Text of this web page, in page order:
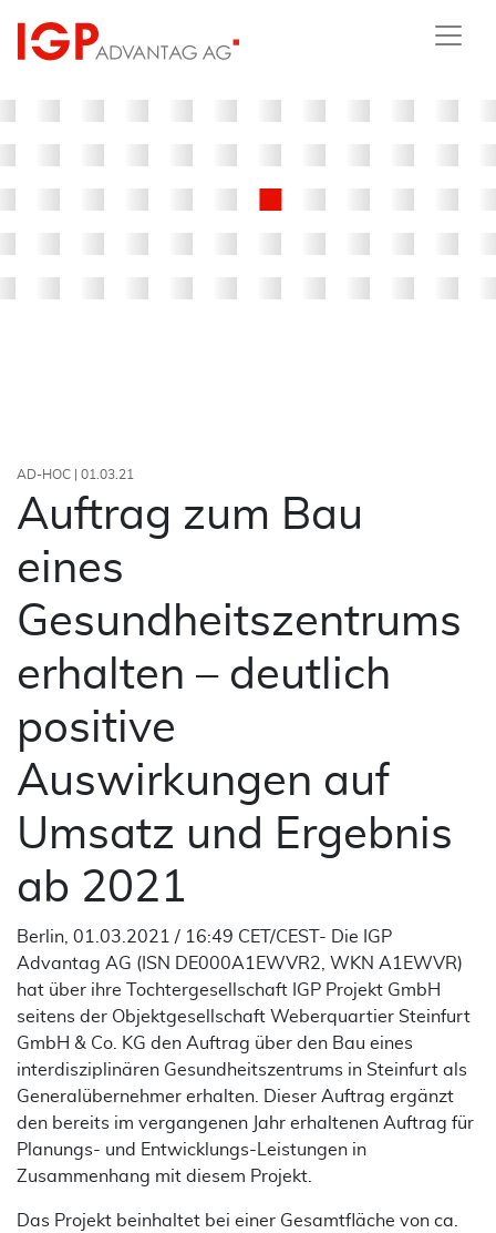
AD-HOC | 01.03.21
Auftrag zum Bau
eines
Gesundheitszentrums
erhalten – deutlich
positive
Auswirkungen auf
Umsatz und Ergebnis
ab 2021
Berlin, 01.03.2021 / 16:49 CET/CEST- Die IGP
Advantag AG (ISN DE000A1EWVR2, WKN A1EWVR)
hat über ihre Tochtergesellschaft IGP Projekt GmbH
seitens der Objektgesellschaft Weberquartier Steinfurt
GmbH & Co. KG den Auftrag über den Bau eines
interdisziplinären Gesundheitszentrums in Steinfurt als
Generalübernehmer erhalten. Dieser Auftrag ergänzt
den bereits im vergangenen Jahr erhaltenen Auftrag für
Planungs- und Entwicklungs-Leistungen in
Zusammenhang mit diesem Projekt.
Das Projekt beinhaltet bei einer Gesamtfläche von ca.